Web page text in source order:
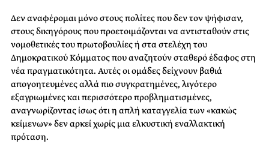
Δεν αναφέρομαι μόνο στους πολίτες που δεν τον ψήφισαν,
στους δικηγόρους που προετοιμάζονται να αντισταθούν στις
νομοθετικές του πρωτοβουλίες ή στα στελέχη του
Δημοκρατικού Κόμματος που αναζητούν σταθερό έδαφος στη
νέα πραγματικότητα. Αυτές οι ομάδες δείχνουν βαθιά
απογοητευμένες αλλά πιο συγκρατημένες, λιγότερο
εξαγριωμένες και περισσότερο προβληματισμένες,
αναγνωρίζοντας ίσως ότι η απλή καταγγελία των «κακώς
κείμενων» δεν αρκεί χωρίς μια ελκυστική εναλλακτική
πρόταση.